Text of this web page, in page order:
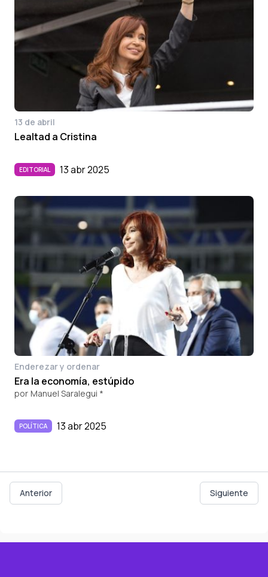
13 de abril
Lealtad a Cristina
EDITORIAL 13 abr 2025
Enderezar y ordenar
Era la economía, estúpido
por Manuel Saralegui *
POLÍTICA 13 abr 2025
Anterior Siguiente